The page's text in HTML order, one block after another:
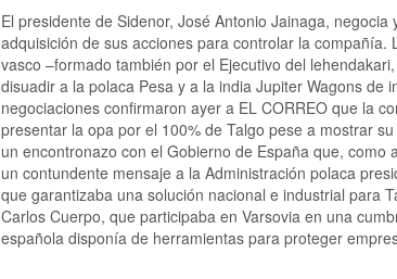
El presidente de Sidenor, José Antonio Jainaga,
adquisición de sus acciones para controlar la
vasco –formado también por el Ejecutivo del
disuadir a la polaca Pesa y a la india Jupiter Wagons
negociaciones confirmaron ayer a EL CORREO que la
presentar la opa por el 100% de Talgo pese a mostrar
un encontronazo con el Gobierno de España que,
un contundente mensaje a la Administración polaca
que garantizaba una solución nacional e industrial para
Carlos Cuerpo, que participaba en Varsovia en una
española disponía de herramientas para proteger